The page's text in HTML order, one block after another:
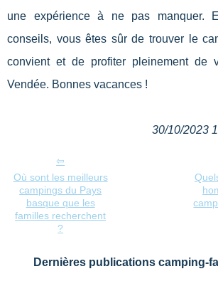
une expérience à ne pas manquer.
conseils, vous êtes sûr de trouver le
convient et de profiter pleinement de
Vendée. Bonnes vacances !
30/10/2023
Où sont les meilleurs
campings du Pays
basque que les
familles recherchent
?
Dernières publications camping-